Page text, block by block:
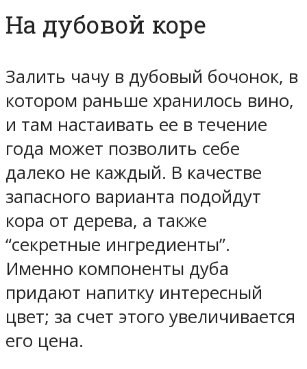
На дубовой коре
Залить чачу в дубовый бочонок, в
котором раньше хранилось вино,
и там настаивать ее в течение
года может позволить себе
далеко не каждый. В качестве
запасного варианта подойдут
кора от дерева, а также
“секретные ингредиенты”.
Именно компоненты дуба
придают напитку интересный
цвет; за счет этого увеличивается
его цена.